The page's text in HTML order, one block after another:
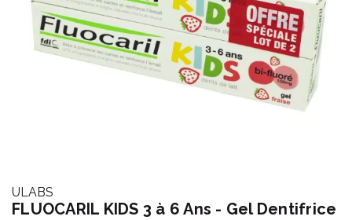
ULABS
FLUOCARIL KIDS 3 à 6 Ans - Gel Dentifrice